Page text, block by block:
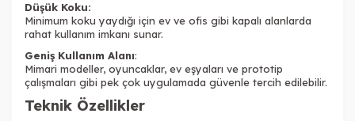
Düşük Koku:
Minimum koku yaydığı için ev ve ofis gibi kapalı alanlarda
rahat kullanım imkanı sunar.
Geniş Kullanım Alanı:
Mimari modeller, oyuncaklar, ev eşyaları ve prototip
çalışmaları gibi pek çok uygulamada güvenle tercih edilebilir.
Teknik Özellikler